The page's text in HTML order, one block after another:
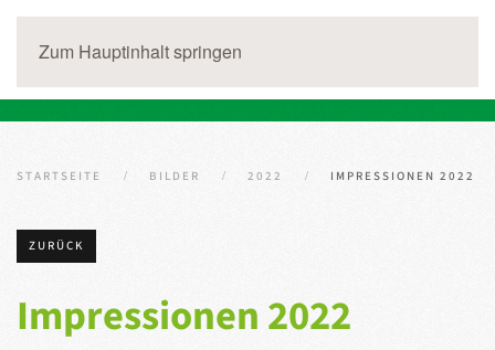
Zum Hauptinhalt springen
STARTSEITE BILDER 2022 IMPRESSIONEN 2022
ZURÜCK
Impressionen 2022